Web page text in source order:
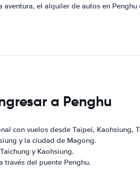
el alquiler de autos en
a Penghu
con vuelos desde Taipei, Kaohsiung,
y la ciudad de Magong.
y Kaohsiung.
través del puente Penghu.